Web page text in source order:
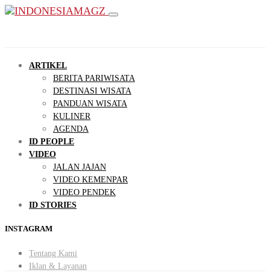
ARTIKEL
BERITA PARIWISATA
DESTINASI WISATA
PANDUAN WISATA
KULINER
AGENDA
ID PEOPLE
VIDEO
JALAN JAJAN
VIDEO KEMENPAR
VIDEO PENDEK
ID STORIES
INSTAGRAM
Tentang Kami
Iklan & Layanan